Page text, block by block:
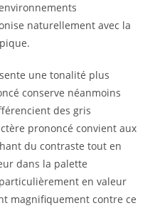
naturellement avec la
une tonalité plus
conserve néanmoins
des gris
prononcé convient aux
du contraste tout en
dans la palette
en valeur
magnifiquement contre ce